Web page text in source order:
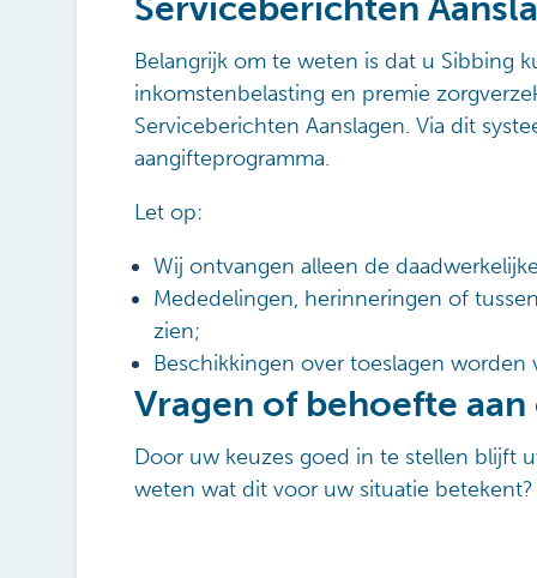
Serviceberichten
Belangrijk om te weten is dat u Sibbing
inkomstenbelasting en premie
Serviceberichten Aanslagen. Via dit
aangifteprogramma.
Let op:
Wij ontvangen alleen de
Mededelingen, herinneringen of
zien;
Beschikkingen over toeslagen
Vragen of behoefte
Door uw keuzes goed in te stellen blijft
weten wat dit voor uw situatie